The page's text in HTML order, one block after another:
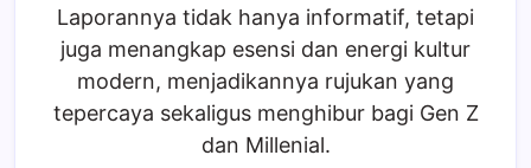
Laporannya tidak hanya informatif, tetapi
juga menangkap esensi dan energi kultur
modern, menjadikannya rujukan yang
tepercaya sekaligus menghibur bagi Gen Z
dan Millenial.